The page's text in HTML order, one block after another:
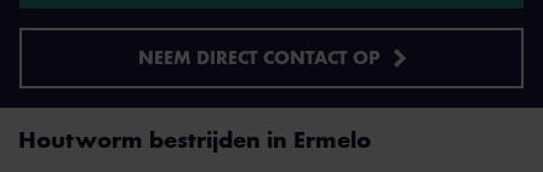
NEEM DIRECT CONTACT OP
Houtworm bestrijden in Ermelo